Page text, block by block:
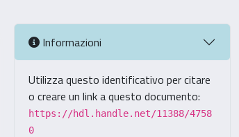
Informazioni
Utilizza questo identificativo per citare
o creare un link a questo documento:
https://hdl.handle.net/11388/4758
0